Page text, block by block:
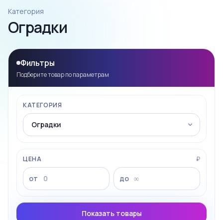
Категория
Оградки
Фильтры
Подберите товар по параметрам
КАТЕГОРИЯ
ЦЕНА ₽
от до
Показать товары